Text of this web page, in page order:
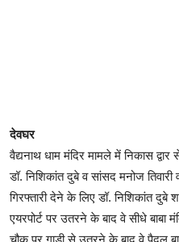
देवघर
वैद्यनाथ धाम मंदिर मामले में निकास
डॉ. निशिकांत दुबे व सांसद मनोज
गिरफ्तारी देने के लिए डॉ. निशिकांत दुबे
एयरपोर्ट पर उतरने के बाद वे सीधे बाबा
चौक पर गाड़ी से उतरने के बाद वे पैदल